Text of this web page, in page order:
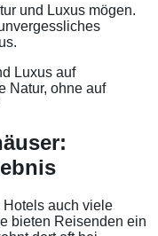
und Luxus mögen.
Luxus auf
Natur, ohne auf
Hotels auch viele
bieten Reisenden ein